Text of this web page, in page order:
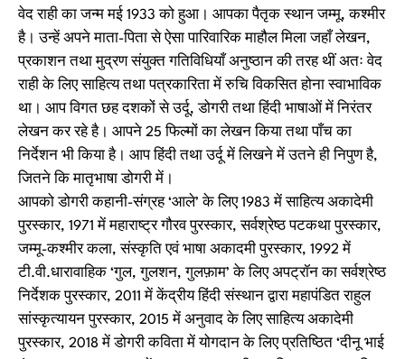
वेद राही का जन्म मई 1933 को हुआ। आपका पैतृक स्थान जम्मू, कश्मीर
है। उन्हें अपने माता-पिता से ऐसा पारिवारिक माहौल मिला जहाँ लेखन,
प्रकाशन तथा मुद्रण संयुक्त गतिविधियाँ अनुष्ठान की तरह थीं अतः वेद
राही के लिए साहित्य तथा पत्रकारिता में रुचि विकसित होना स्वाभाविक
था। आप विगत छह दशकों से उर्दू, डोगरी तथा हिंदी भाषाओं में निरंतर
लेखन कर रहे है। आपने 25 फिल्मों का लेखन किया तथा पाँच का
निर्देशन भी किया है। आप हिंदी तथा उर्दू में लिखने में उतने ही निपुण है,
जितने कि मातृभाषा डोगरी में।
आपको डोगरी कहानी-संग्रह ‘आले’ के लिए 1983 में साहित्य अकादेमी
पुरस्कार, 1971 में महाराष्ट्र गौरव पुरस्कार, सर्वश्रेष्ठ पटकथा पुरस्कार,
जम्मू-कश्मीर कला, संस्कृति एवं भाषा अकादमी पुरस्कार, 1992 में
टी.वी.धारावाहिक ‘गुल, गुलशन, गुलफ़ाम’ के लिए अपट्रॉन का सर्वश्रेष्ठ
निर्देशक पुरस्कार, 2011 में केंद्रीय हिंदी संस्थान द्वारा महापंडित राहुल
सांस्कृत्यायन पुरस्कार, 2015 में अनुवाद के लिए साहित्य अकादेमी
पुरस्कार, 2018 में डोगरी कविता में योगदान के लिए प्रतिष्ठित ‘दीनू भाई